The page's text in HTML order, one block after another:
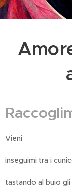
Vieni
inseguimi tra i
tastando al buio